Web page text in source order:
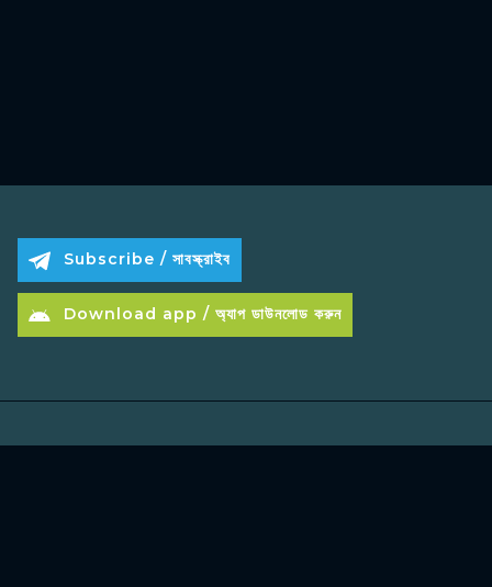
Subscribe / সাবস্ক্রাইব
Download app / অ্যাপ ডাউনলোড করুন